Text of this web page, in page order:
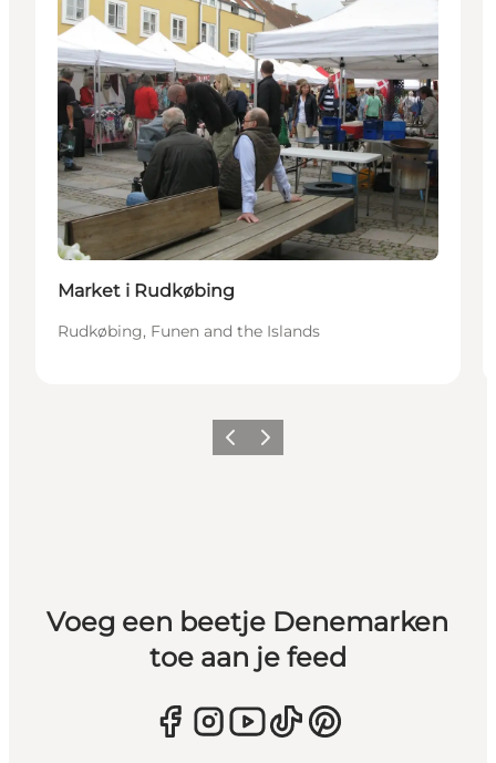
Market i Rudkøbing
Rudkøbing, Funen and the Islands
Vorige Volgende
Voeg een beetje Denemarken
toe aan je feed